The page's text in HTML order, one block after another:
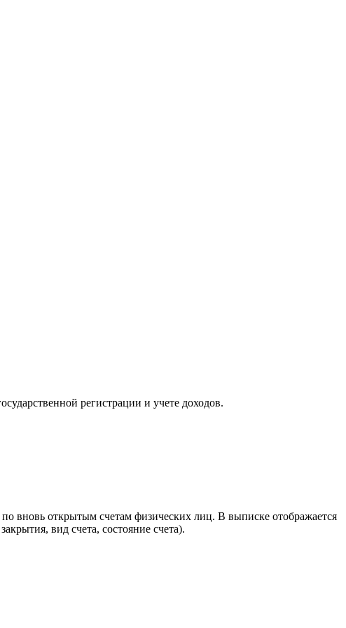
регистрации и учете доходов.
вновь открытым счетам физических лиц. В выписке отображается
вид счета, состояние счета).